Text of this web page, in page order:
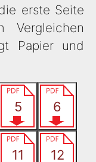
erste Seite
Vergleichen
Papier und